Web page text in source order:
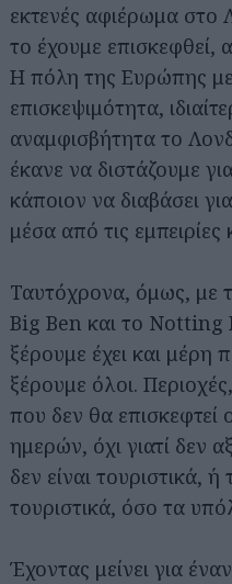
εκτενές αφιέρωμα στο
το έχουμε επισκεφθεί,
Η πόλη της Ευρώπης
επισκεψιμότητα,
αναμφισβήτητα το
έκανε να διστάζουμε
κάποιον να διαβάσει
μέσα από τις
Ταυτόχρονα, όμως, με
Big Ben και το Notting
ξέρουμε έχει και μέρη
ξέρουμε όλοι.
που δεν θα επισκεφτεί
ημερών, όχι γιατί δεν
δεν είναι τουριστικά,
τουριστικά, όσο τα
Έχοντας μείνει για